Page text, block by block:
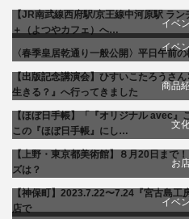
商品
料
【JR南武線西府駅/京王線中河原駅 ラ
＋（よつやカフェ）へ…
イベ
文
〈春季皇居乾通り一般公開〉平日午前
イベ
文化
書評・読書
【出版記念講演会】ひすいこたろうさ
生きる？』へ行ってきました
商品
生
【ほぼ日手帳】「『オリジナル avec
この『ほぼ日手帳』にし…
文
美術展・美術館
【上野・東京都美術館】８月20日まで
ズは？
お
商品
【神保町】2023.7.22〜7.24『宮古島
店で
イベ